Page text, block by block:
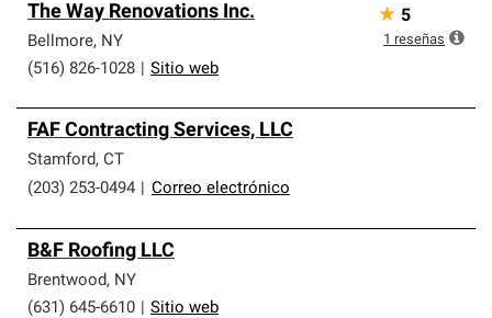
The Way Renovations Inc.
Bellmore, NY
(516) 826-1028
Sitio web
★ 5
1 reseñas
FAF Contracting Services, LLC
Stamford, CT
(203) 253-0494
Correo electrónico
B&F Roofing LLC
Brentwood, NY
(631) 645-6610
Sitio web